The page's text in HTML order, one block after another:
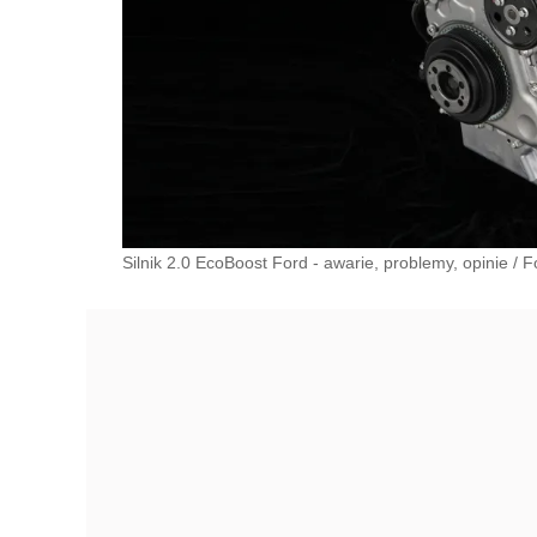
Silnik 2.0 EcoBoost Ford - awarie, problemy, opinie /